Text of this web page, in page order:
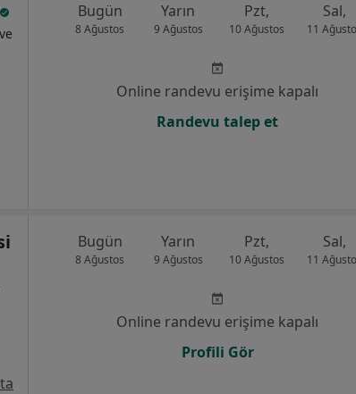
Bugün
8 Ağustos
Yarın
9 Ağustos
Pzt,
10 Ağustos
Sal,
11
Online randevu erişime kapalı
Randevu talep et
Bugün
8 Ağustos
Yarın
9 Ağustos
Pzt,
10 Ağustos
Sal,
11
Online randevu erişime kapalı
Profili Gör